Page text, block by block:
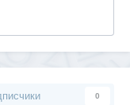
0